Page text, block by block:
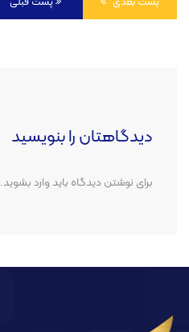
دیدگاهتان را بنویسید
برای نوشتن دیدگاه بایدوارد بشوید.